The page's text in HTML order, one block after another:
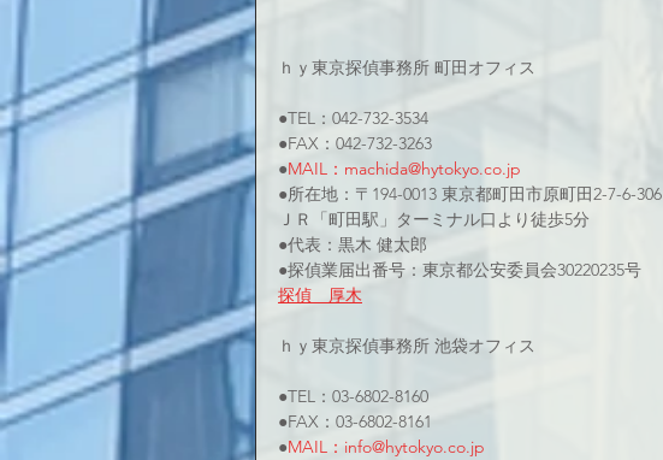
ｈｙ東京探偵事務所 町田オフィス
●TEL：042-732-3534
●FAX：042-732-3263
●MAIL：machida@hytokyo.co.jp
●所在地：〒194-0013 東京都町田市原町田2-7-6-306
ＪＲ「町田駅」ターミナル口より徒歩5分
●代表：黒木 健太郎
●探偵業届出番号：東京都公安委員会30220235号
探偵　厚木
ｈｙ東京探偵事務所 池袋オフィス
●TEL：03-6802-8160
●FAX：03-6802-8161
●MAIL：info@hytokyo.co.jp